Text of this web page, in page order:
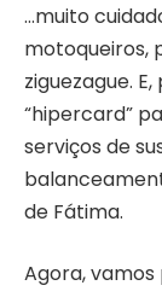
…muito
motoqueiros,
ziguezague.
“hipercard”
serviços de
de Fátima.
Agora,